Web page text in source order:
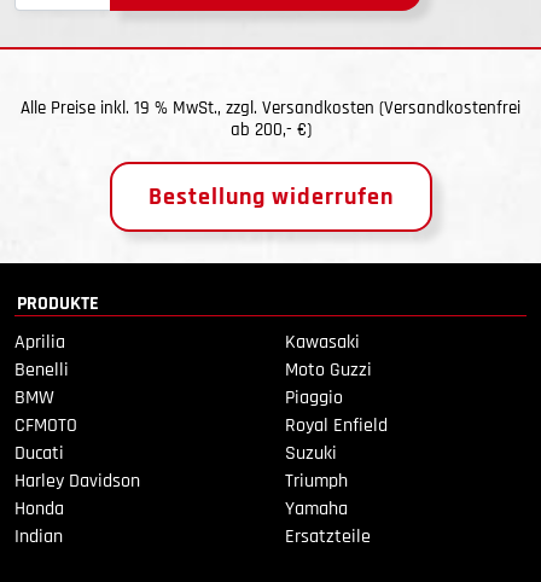
Alle Preise inkl. 19 % MwSt., zzgl. Versandkosten (Versandkostenfrei
ab 200,- €)
Bestellung widerrufen
PRODUKTE
Aprilia
Benelli
BMW
CFMOTO
Ducati
Harley Davidson
Honda
Indian
Kawasaki
Moto Guzzi
Piaggio
Royal Enfield
Suzuki
Triumph
Yamaha
Ersatzteile